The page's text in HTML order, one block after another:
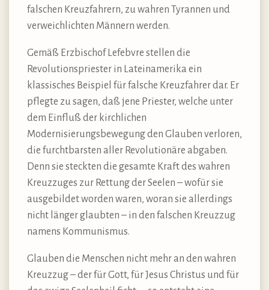
falschen Kreuzfahrern, zu wahren Tyrannen und
verweichlichten Männern werden.
Gemäß Erzbischof Lefebvre stellen die
Revolutionspriester in Lateinamerika ein
klassisches Beispiel für falsche Kreuzfahrer dar. Er
pflegte zu sagen, daß jene Priester, welche unter
dem Einfluß der kirchlichen
Modernisierungsbewegung den Glauben verloren,
die furchtbarsten aller Revolutionäre abgaben.
Denn sie steckten die gesamte Kraft des wahren
Kreuzzuges zur Rettung der Seelen – wofür sie
ausgebildet worden waren, woran sie allerdings
nicht länger glaubten – in den falschen Kreuzzug
namens Kommunismus.
Glauben die Menschen nicht mehr an den wahren
Kreuzzug – der für Gott, für Jesus Christus und für